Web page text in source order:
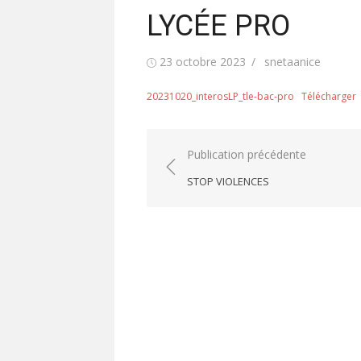
LYCÉE PRO
Publié23 octobre 2023 Auteur/autrice
snetaanice
20231020_interosLP_tle-bac-pro Télécharger
Navigation
de
Publication précédente
STOP VIOLENCES